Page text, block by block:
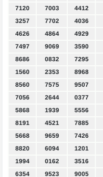
7120
7003 4412
3257
7702 4036
4626
4864 4929
7497
9069 3590
8686
0832 7295
1560
2353 8968
8560
7575 9507
7056
2644 0377
5868
1939 5556
8191
4521 7885
5668
9659 7426
8820
6094 1201
1994
0162 3516
6354
9523 9005